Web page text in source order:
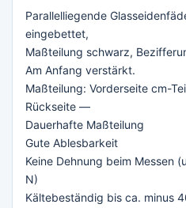
Parallelliegende
eingebettet,
Maßteilung schwarz,
Am Anfang verstärkt.
Maßteilung: Vorderseite cm-
Rückseite —
Dauerhafte Maßteilung
Gute Ablesbarkeit
Keine Dehnung beim Messen
N)
Kältebeständig bis ca. minus